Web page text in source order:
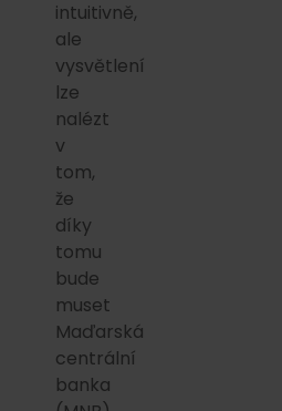
intuitivně,
ale
vysvětlení
lze
nalézt
v
tom,
že
díky
tomu
bude
muset
Maďarská
centrální
banka